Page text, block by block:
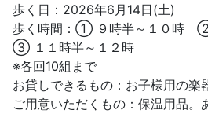
歩く日：2026年6月14日(土)
歩く時間：① ９時半～１０時
③ １１時半～１２時
※各回10組まで
お貸しできるもの：お子様用の楽
ご用意いただくもの：保温用品。